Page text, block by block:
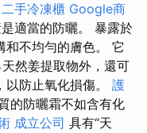
二手冷凍櫃 Google商
適當的防曬。 暴露於
和不均勻的膚色。 它
然姜提取物外，還可
防止氧化損傷。 護
的防曬霜不如含有化
成立公司 具有“天